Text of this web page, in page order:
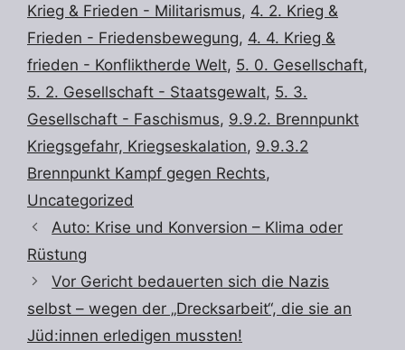
Krieg & Frieden - Militarismus, 4. 2. Krieg &
Frieden - Friedensbewegung, 4. 4. Krieg &
frieden - Konfliktherde Welt, 5. 0. Gesellschaft,
5. 2. Gesellschaft - Staatsgewalt, 5. 3.
Gesellschaft - Faschismus, 9.9.2. Brennpunkt
Kriegsgefahr, Kriegseskalation, 9.9.3.2
Brennpunkt Kampf gegen Rechts,
Uncategorized
Auto: Krise und Konversion – Klima oder
Rüstung
Vor Gericht bedauerten sich die Nazis
selbst – wegen der „Drecksarbeit“, die sie an
Jüd:innen erledigen mussten!